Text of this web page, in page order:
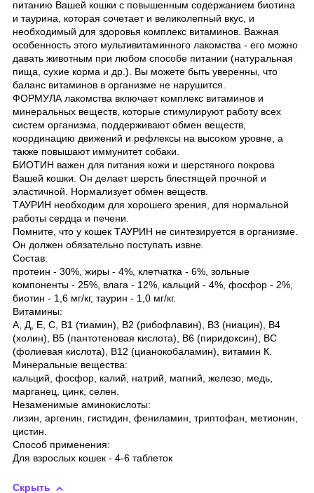
питанию Вашей кошки с повышенным содержанием биотина
и таурина, которая сочетает и великолепный вкус, и
необходимый для здоровья комплекс витаминов. Важная
особенность этого мультивитаминного лакомства - его можно
давать животным при любом способе питании (натуральная
пища, сухие корма и др.). Вы можете быть уверенны, что
баланс витаминов в организме не нарушится.
ФОРМУЛА лакомства включает комплекс витаминов и
минеральных веществ, которые стимулируют работу всех
систем организма, поддерживают обмен веществ,
координацию движений и рефлексы на высоком уровне, а
также повышают иммунитет собаки.
БИОТИН важен для питания кожи и шерстяного покрова
Вашей кошки. Он делает шерсть блестящей прочной и
эластичной. Нормализует обмен веществ.
ТАУРИН необходим для хорошего зрения, для нормальной
работы сердца и печени.
Помните, что у кошек ТАУРИН не синтезируется в организме.
Он должен обязательно поступать извне.
Состав:
протеин - 30%, жиры - 4%, клетчатка - 6%, зольные
компоненты - 25%, влага - 12%, кальций - 4%, фосфор - 2%,
биотин - 1,6 мг/кг, таурин - 1,0 мг/кг.
Витамины:
А, Д, Е, С, В1 (тиамин), В2 (рибофлавин), В3 (ниацин), В4
(холин), В5 (пантотеновая кислота), В6 (пиридоксин), ВС
(фолиевая кислота), В12 (цианокобаламин), витамин К.
Минеральные вещества:
кальций, фосфор, калий, натрий, магний, железо, медь,
марганец, цинк, селен.
Незаменимые аминокислоты:
лизин, аргенин, гистидин, фениламин, триптофан, метионин,
цистин.
Способ применения:
Для взрослых кошек - 4-6 таблеток
Скрыть